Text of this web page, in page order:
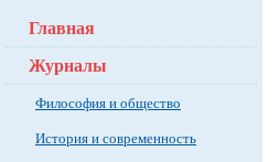
Главная
Журналы
Философия и общество
История и современность